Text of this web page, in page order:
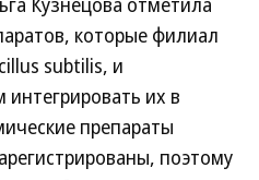
которые филиал
subtilis, и
их в
препараты
поэтому